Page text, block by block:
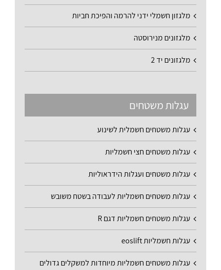
מלגזון חשמלי ידני להרמה והפיכת חביות
מלגזונים מנירוסטה
מלגזונים יד 2
עגלות משטחים
עגלות משטחים חשמלית לשינוע
עגלות משטחים חצי חשמליות
עגלות משטחים ועגלות הידראוליות
עגלות משטחים חשמליות לעבודה בשטח משובש
עגלות משטחים חשמליות דגם R
עגלות חשמליות eoslift
עגלות משטחים חשמליות מיוחדות למשקלים גדולים